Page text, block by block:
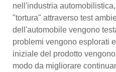
nell'industria
"tortura" attraverso test
dell'automobile vengono
problemi vengono esplorati
iniziale del prodotto
modo da migliorare